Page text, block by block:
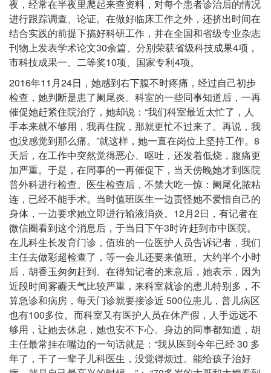
夜，经常在半夜里爬起来查资料，对每个患者诊治后的情况
进行跟踪调查、论证。在做好临床工作之外，还挤出时间在
结合实践的前提下搞好科研工作，并在全国和省级专业杂志
刊物上发表学术论文30余篇、分别荣获省级科技成果4项，
市科技成果一、二等奖10项、国家专利4项。
2016年11月24日，她感到右下腹不时疼痛，经过自己初步
检查，她判断是患了阑尾炎。科室的一些同事知道后，一再
催促她赶紧住院治疗，她却说：“我们科室最近太忙了，人
手本来就不够用，我再住院，那就更忙不过来了。再说，我
也没感觉到那么痛。”就这样，她一直在岗位上坚持工作。8
天后，在工作中突然觉得恶心、呕吐，还发着低烧，腹痛更
加严重。于是，在同事的一再催促下，当天傍晚她才到医院
普外科进行检查。医生检查后，不禁大吃一惊：阑尾化脓粘
连，已经不能手术。当时值班医生一边责怪她不爱惜自己的
身体，一边要求她立即进行输液消炎。12月2日，有记者在
微信圈看到这个消息后，于当日下午3时许赶到市中医院。
在儿科生长发育门诊，值班的一位医护人员告诉记者，我们
主任去做彩超检查了，等一会儿还要来值班。大约半个小时
后，胡香玉匆匆赶到。在得知记者的来意后，她表示，因为
近段时间雾霾天气比较严重，来科室就诊的患儿特别多，不
算急诊和病房，每天门诊就要接诊近 500位患儿，普儿病区
也有100多位。而科室又有医护人员在休产假，人手远远不
够用，让她去休息，她也安不下心。身边的同事都知道，胡
主任最常挂在嘴边的一句话就是：“我从医到今年已经 30 多
年了，干了一辈子儿科医生，没觉得烦过。能给孩子治好